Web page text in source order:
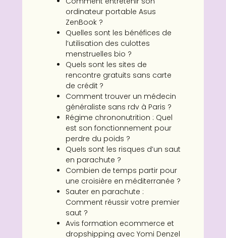
ordinateur portable Asus
ZenBook ?
Quelles sont les bénéfices de
l’utilisation des culottes
menstruelles bio ?
Quels sont les sites de
rencontre gratuits sans carte
de crédit ?
Comment trouver un médecin
généraliste sans rdv à Paris ?
Régime chrononutrition : Quel
est son fonctionnement pour
perdre du poids ?
Quels sont les risques d’un saut
en parachute ?
Combien de temps partir pour
une croisière en méditerranée ?
Sauter en parachute :
Comment réussir votre premier
saut ?
Avis formation ecommerce et
dropshipping avec Yomi Denzel